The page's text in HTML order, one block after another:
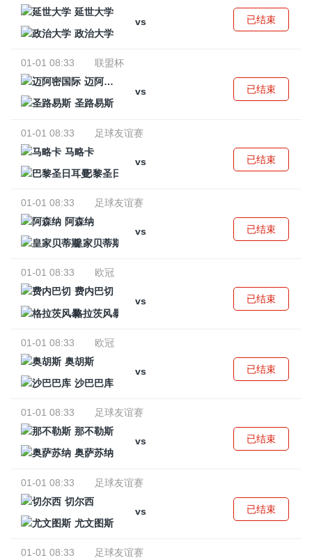
延世大学
vs
政治大学
已结束
01-01 08:33
联盟杯
迈阿密国际
vs
圣路易斯
已结束
01-01 08:33
足球友谊赛
马略卡
vs
巴黎圣日耳曼
已结束
01-01 08:33
足球友谊赛
阿森纳
vs
皇家贝蒂斯
已结束
01-01 08:33
欧冠
费内巴切
vs
格拉茨风暴
已结束
01-01 08:33
欧冠
奥胡斯
vs
沙巴巴库
已结束
01-01 08:33
足球友谊赛
那不勒斯
vs
奥萨苏纳
已结束
01-01 08:33
足球友谊赛
切尔西
vs
尤文图斯
已结束
01-01 08:33 足球友谊赛